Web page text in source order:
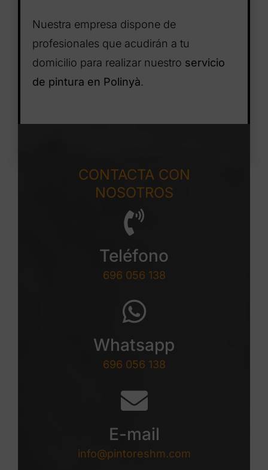
Nuestra empresa dispone de
profesionales que acudirán a tu
domicilio para realizar nuestro servicio
de pintura en Polinyà.
CONTACTA CON
NOSOTROS
Teléfono
696 056 138
Whatsapp
696 056 138
E-mail
info@pintoreshm.com